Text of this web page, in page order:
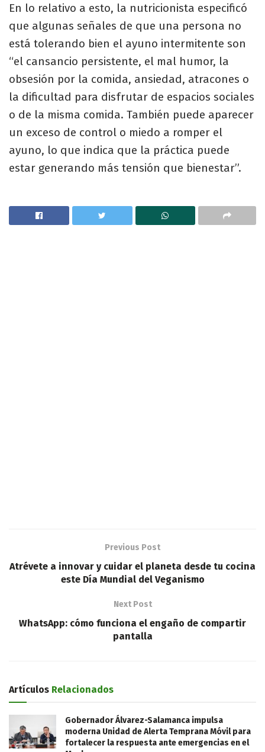
En lo relativo a esto, la nutricionista especificó
que algunas señales de que una persona no
está tolerando bien el ayuno intermitente son
“el cansancio persistente, el mal humor, la
obsesión por la comida, ansiedad, atracones o
la dificultad para disfrutar de espacios sociales
o de la misma comida. También puede aparecer
un exceso de control o miedo a romper el
ayuno, lo que indica que la práctica puede
estar generando más tensión que bienestar”.
Previous Post
Atrévete a innovar y cuidar el planeta desde tu cocina
este Día Mundial del Veganismo
Next Post
WhatsApp: cómo funciona el engaño de compartir
pantalla
Artículos Relacionados
Gobernador Álvarez-Salamanca impulsa
moderna Unidad de Alerta Temprana Móvil para
fortalecer la respuesta ante emergencias en el